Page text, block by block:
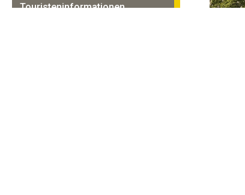
Touristeninformationen